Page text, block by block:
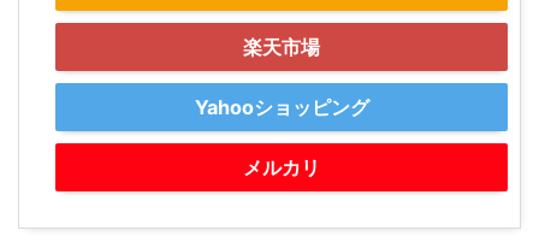
楽天市場
Yahooショッピング
メルカリ